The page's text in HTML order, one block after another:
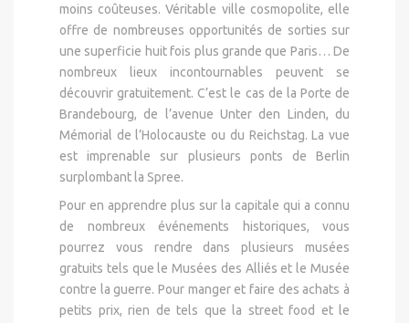
moins coûteuses. Véritable ville cosmopolite, elle
offre de nombreuses opportunités de sorties sur
une superficie huit fois plus grande que Paris… De
nombreux lieux incontournables peuvent se
découvrir gratuitement. C’est le cas de la Porte de
Brandebourg, de l’avenue Unter den Linden, du
Mémorial de l’Holocauste ou du Reichstag. La vue
est imprenable sur plusieurs ponts de Berlin
surplombant la Spree.
Pour en apprendre plus sur la capitale qui a connu
de nombreux événements historiques, vous
pourrez vous rendre dans plusieurs musées
gratuits tels que le Musées des Alliés et le Musée
contre la guerre. Pour manger et faire des achats à
petits prix, rien de tels que la street food et le